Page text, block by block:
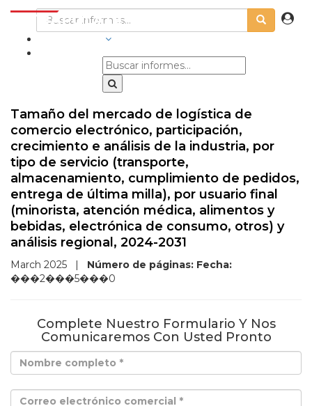
Tamaño del mercado de logística de
comercio electrónico, participación,
crecimiento e análisis de la industria, por
tipo de servicio (transporte,
almacenamiento, cumplimiento de pedidos,
entrega de última milla), por usuario final
(minorista, atención médica, alimentos y
bebidas, electrónica de consumo, otros) y
análisis regional, 2024-2031
March 2025 | Número de páginas: Fecha:
���2���5���0
Complete Nuestro Formulario Y Nos
Comunicaremos Con Usted Pronto